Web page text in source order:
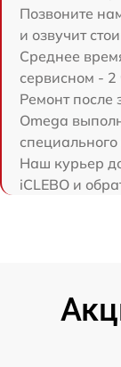
Позвоните
и озвучит
Среднее
сервисном - 2
Ремонт после
Omega
Наш курьер
iCLEBO и